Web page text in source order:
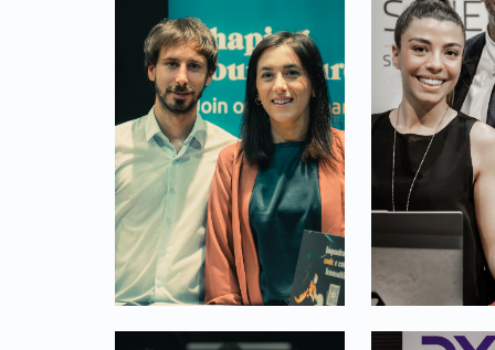
Link identifier #identifier__69025-26 Link identifier #identifier__170395-27